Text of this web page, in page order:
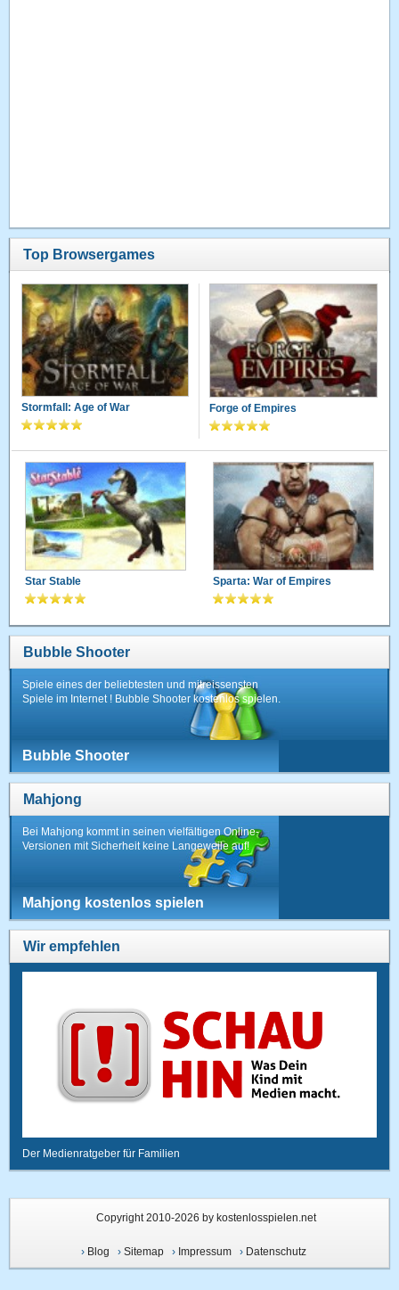
Top Browsergames
Stormfall: Age of War Forge of Empires
Star Stable Sparta: War of Empires
Bubble Shooter
Spiele eines der beliebtesten und mitreissensten
Spiele im Internet ! Bubble Shooter kostenlos spielen.
Bubble Shooter
Mahjong
Bei Mahjong kommt in seinen vielfältigen Online-
Versionen mit Sicherheit keine Langeweile auf!
Mahjong kostenlos spielen
Wir empfehlen
Der Medienratgeber für Familien
Copyright 2010-2026 by kostenlosspielen.net
› Blog › Sitemap› Impressum› Datenschutz